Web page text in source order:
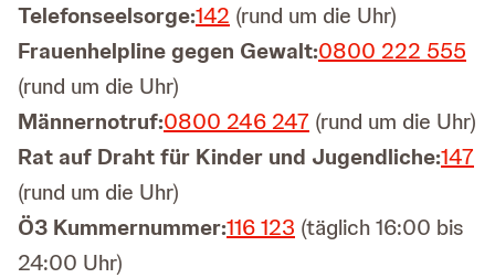
Telefonseelsorge:142 (rund um die Uhr)
Frauenhelpline gegen Gewalt:0800 222 555
(rund um die Uhr)
Männernotruf:0800 246 247 (rund um die Uhr)
Rat auf Draht für Kinder und Jugendliche:147
(rund um die Uhr)
Ö3 Kummernummer:116 123 (täglich 16:00 bis
24:00 Uhr)